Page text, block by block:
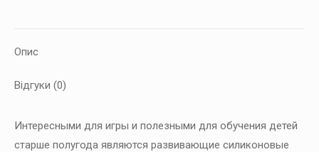
Опис
Відгуки (0)
Интересными для игры и полезными для обучения детей
старше полугода являются развивающие силиконовые